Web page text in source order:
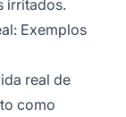
irritados.
Exemplos
real de
como